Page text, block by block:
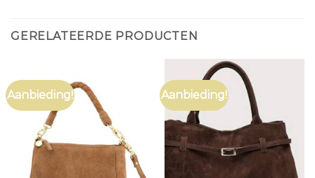
GERELATEERDE PRODUCTEN
Aanbieding! Aanbieding!